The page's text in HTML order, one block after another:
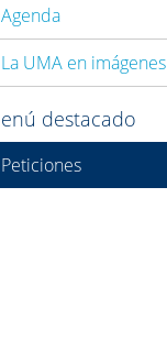
Agenda
La UMA en imágenes
destacado
Peticiones